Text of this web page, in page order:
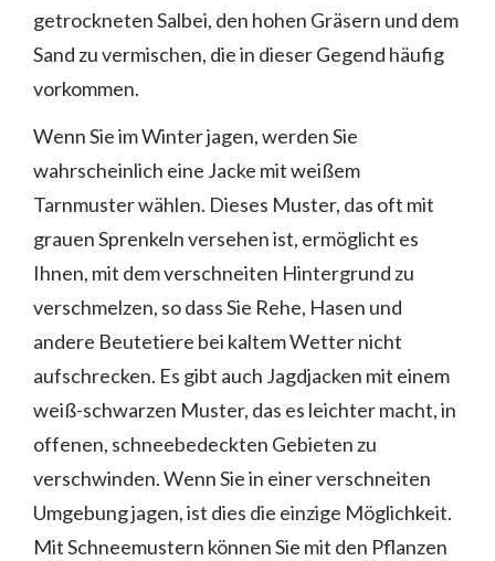
getrockneten Salbei, den hohen Gräsern und dem
Sand zu vermischen, die in dieser Gegend häufig
vorkommen.
Wenn Sie im Winter jagen, werden Sie
wahrscheinlich eine Jacke mit weißem
Tarnmuster wählen. Dieses Muster, das oft mit
grauen Sprenkeln versehen ist, ermöglicht es
Ihnen, mit dem verschneiten Hintergrund zu
verschmelzen, so dass Sie Rehe, Hasen und
andere Beutetiere bei kaltem Wetter nicht
aufschrecken. Es gibt auch Jagdjacken mit einem
weiß-schwarzen Muster, das es leichter macht, in
offenen, schneebedeckten Gebieten zu
verschwinden. Wenn Sie in einer verschneiten
Umgebung jagen, ist dies die einzige Möglichkeit.
Mit Schneemustern können Sie mit den Pflanzen